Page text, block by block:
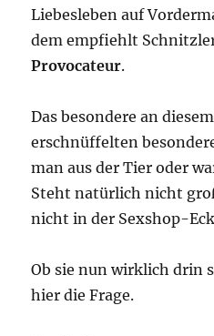
Liebesleben auf
dem empfiehlt
Provocateur.
Das besondere an
erschnüffelten
man aus der Tier oder
Steht natürlich nicht
nicht in der Sexshop-
Ob sie nun wirklich drin
hier die Frage.